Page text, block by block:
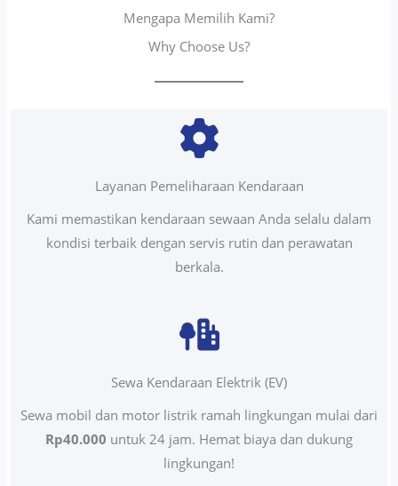
Mengapa Memilih Kami?
Why Choose Us?
Layanan Pemeliharaan Kendaraan
Kami memastikan kendaraan sewaan Anda selalu dalam
kondisi terbaik dengan servis rutin dan perawatan
berkala.
Sewa Kendaraan Elektrik (EV)
Sewa mobil dan motor listrik ramah lingkungan mulai dari
Rp40.000 untuk 24 jam. Hemat biaya dan dukung
lingkungan!